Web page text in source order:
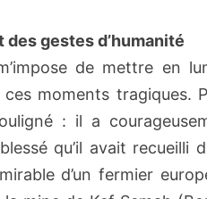
gestes d’humanité
de mettre en
moments tragiques.
: il a
qu’il avait
d’un fermier